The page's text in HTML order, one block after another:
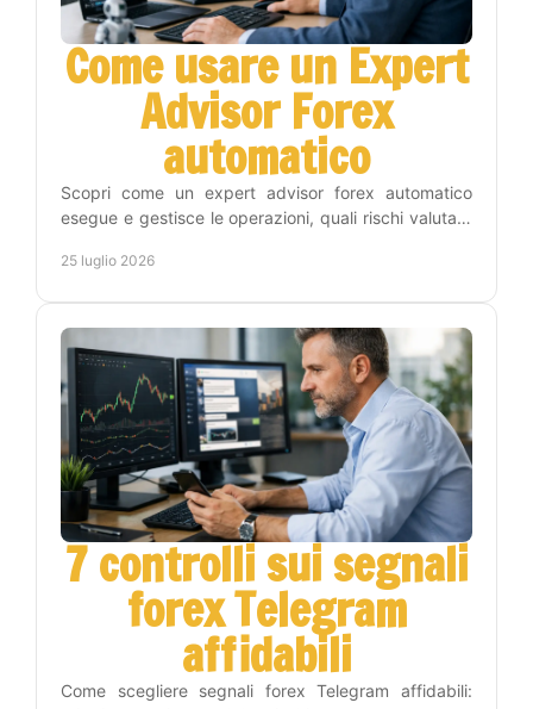
Come usare un Expert
Advisor Forex
automatico
Scopri come un expert advisor forex automatico
esegue e gestisce le operazioni, quali rischi valutare
25 luglio 2026
7 controlli sui segnali
forex Telegram
affidabili
Come scegliere segnali forex Telegram affidabili: